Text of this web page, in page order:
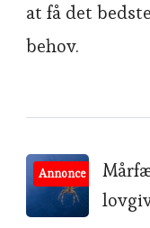
at få det
behov.
Post
Annonce